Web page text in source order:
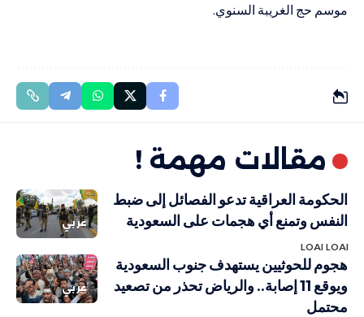
موسم حج الغريبة السنوي.
مقالات مهمة !
عربي
الحكومة العراقية تدعو الفصائل إلى ضبط
النفس وتمنع أي هجمات على السعودية
LOAI LOAI
عربي
هجوم للحوثيين يستهدف جنوب السعودية
ويوقع 11 إصابة.. والرياض تحذر من تصعيد
محتمل